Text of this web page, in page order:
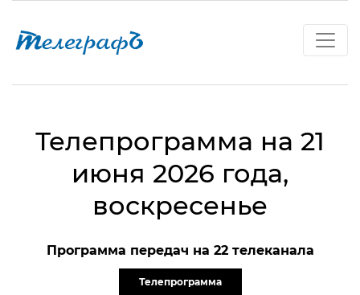
Телепрограмма на 21
июня 2026 года,
воскресенье
Программа передач на 22 телеканала
Телепрограмма